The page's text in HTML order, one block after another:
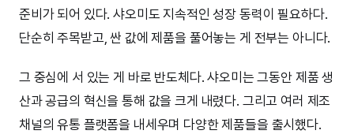
준비가 되어 있다. 샤오미도 지속적인 성장 동력이 필요하다.
단순히 주목받고, 싼 값에 제품을 풀어놓는 게 전부는 아니다.
그 중심에 서 있는 게 바로 반도체다. 샤오미는 그동안 제품 생
산과 공급의 혁신을 통해 값을 크게 내렸다. 그리고 여러 제조
채널의 유통 플랫폼을 내세우며 다양한 제품들을 출시했다.